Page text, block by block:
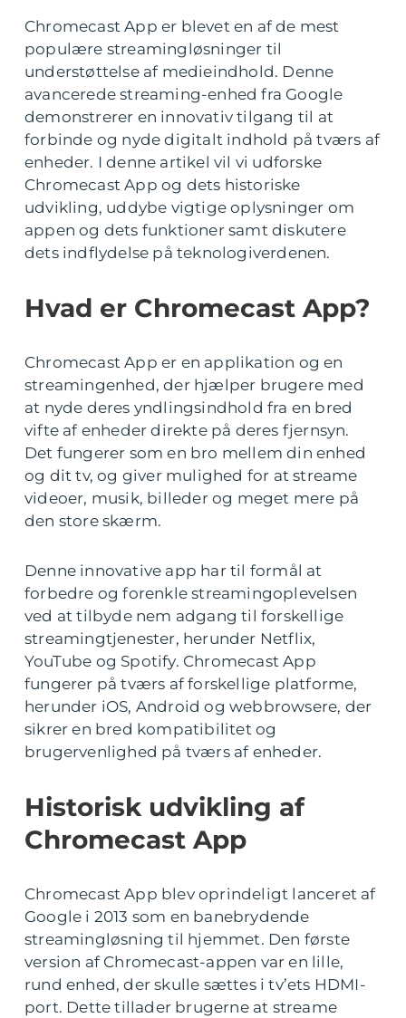
Chromecast App er blevet en af de mest
populære streamingløsninger til
understøttelse af medieindhold. Denne
avancerede streaming-enhed fra Google
demonstrerer en innovativ tilgang til at
forbinde og nyde digitalt indhold på tværs af
enheder. I denne artikel vil vi udforske
Chromecast App og dets historiske
udvikling, uddybe vigtige oplysninger om
appen og dets funktioner samt diskutere
dets indflydelse på teknologiverdenen.
Hvad er Chromecast App?
Chromecast App er en applikation og en
streamingenhed, der hjælper brugere med
at nyde deres yndlingsindhold fra en bred
vifte af enheder direkte på deres fjernsyn.
Det fungerer som en bro mellem din enhed
og dit tv, og giver mulighed for at streame
videoer, musik, billeder og meget mere på
den store skærm.
Denne innovative app har til formål at
forbedre og forenkle streamingoplevelsen
ved at tilbyde nem adgang til forskellige
streamingtjenester, herunder Netflix,
YouTube og Spotify. Chromecast App
fungerer på tværs af forskellige platforme,
herunder iOS, Android og webbrowsere, der
sikrer en bred kompatibilitet og
brugervenlighed på tværs af enheder.
Historisk udvikling af
Chromecast App
Chromecast App blev oprindeligt lanceret af
Google i 2013 som en banebrydende
streamingløsning til hjemmet. Den første
version af Chromecast-appen var en lille,
rund enhed, der skulle sættes i tv’ets HDMI-
port. Dette tillader brugerne at streame